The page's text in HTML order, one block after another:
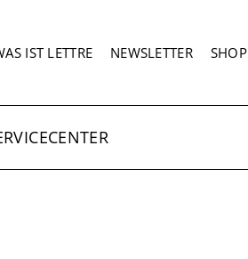
IST LETTRE NEWSLETTER SHOP